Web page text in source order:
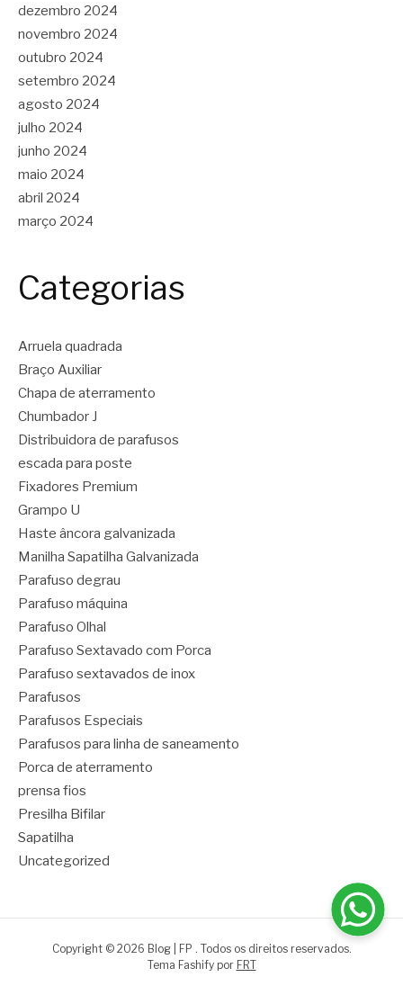
dezembro 2024
novembro 2024
outubro 2024
setembro 2024
agosto 2024
julho 2024
junho 2024
maio 2024
abril 2024
março 2024
Categorias
Arruela quadrada
Braço Auxiliar
Chapa de aterramento
Chumbador J
Distribuidora de parafusos
escada para poste
Fixadores Premium
Grampo U
Haste âncora galvanizada
Manilha Sapatilha Galvanizada
Parafuso degrau
Parafuso máquina
Parafuso Olhal
Parafuso Sextavado com Porca
Parafuso sextavados de inox
Parafusos
Parafusos Especiais
Parafusos para linha de saneamento
Porca de aterramento
prensa fios
Presilha Bifilar
Sapatilha
Uncategorized
Copyright © 2026 Blog | FP . Todos os direitos reservados.
Tema Fashify por FRT